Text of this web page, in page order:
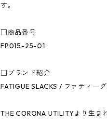
す。
□商品番号
FP015-25-01
□ブランド紹介
FATIGUE SLACKS / ファティー
THE CORONA UTILITYより生ま